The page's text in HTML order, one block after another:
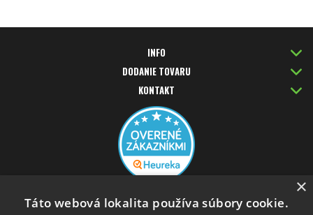
INFO
DODANIE TOVARU
KONTAKT
×
Táto webová lokalita používa súbory cookie.